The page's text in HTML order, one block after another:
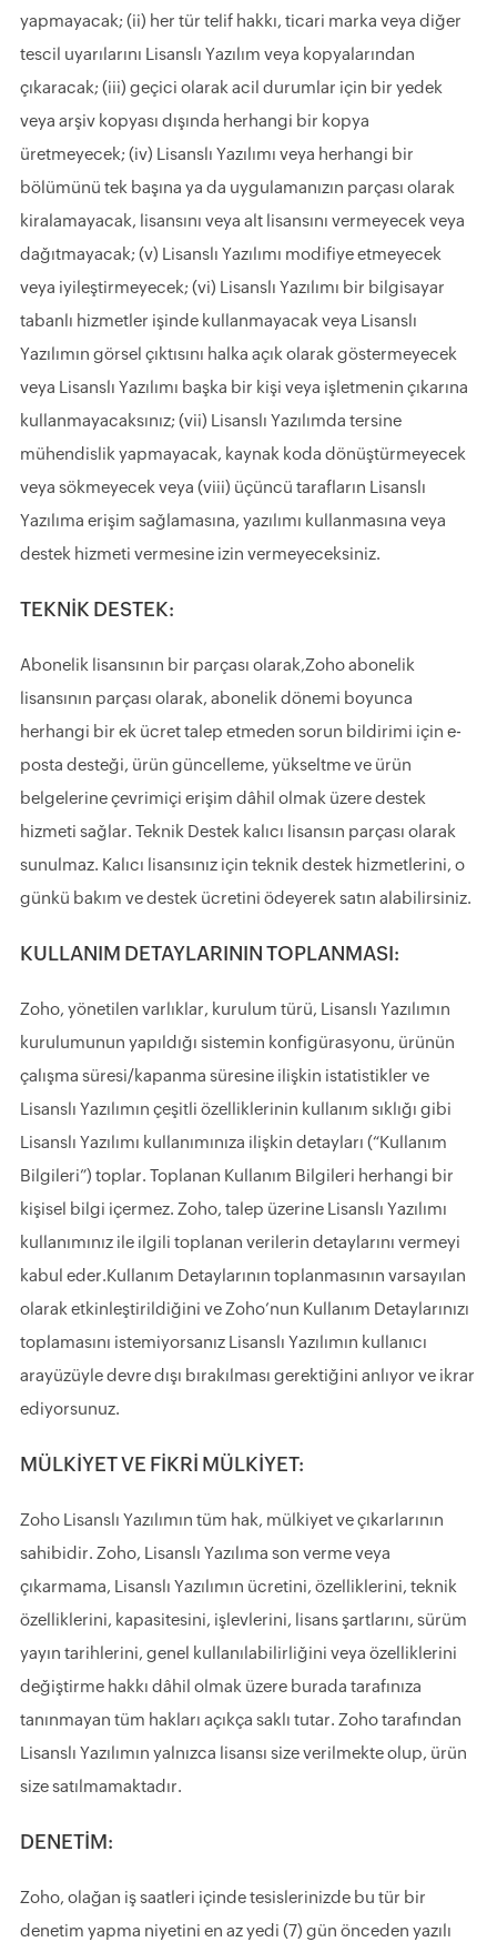
yapmayacak; (ii) her tür telif hakkı, ticari marka veya diğer
tescil uyarılarını Lisanslı Yazılım veya kopyalarından
çıkaracak; (iii) geçici olarak acil durumlar için bir yedek
veya arşiv kopyası dışında herhangi bir kopya
üretmeyecek; (iv) Lisanslı Yazılımı veya herhangi bir
bölümünü tek başına ya da uygulamanızın parçası olarak
kiralamayacak, lisansını veya alt lisansını vermeyecek veya
dağıtmayacak; (v) Lisanslı Yazılımı modifiye etmeyecek
veya iyileştirmeyecek; (vi) Lisanslı Yazılımı bir bilgisayar
tabanlı hizmetler işinde kullanmayacak veya Lisanslı
Yazılımın görsel çıktısını halka açık olarak göstermeyecek
veya Lisanslı Yazılımı başka bir kişi veya işletmenin çıkarına
kullanmayacaksınız; (vii) Lisanslı Yazılımda tersine
mühendislik yapmayacak, kaynak koda dönüştürmeyecek
veya sökmeyecek veya (viii) üçüncü tarafların Lisanslı
Yazılıma erişim sağlamasına, yazılımı kullanmasına veya
destek hizmeti vermesine izin vermeyeceksiniz.
TEKNİK DESTEK:
Abonelik lisansının bir parçası olarak,Zoho abonelik
lisansının parçası olarak, abonelik dönemi boyunca
herhangi bir ek ücret talep etmeden sorun bildirimi için e-
posta desteği, ürün güncelleme, yükseltme ve ürün
belgelerine çevrimiçi erişim dâhil olmak üzere destek
hizmeti sağlar. Teknik Destek kalıcı lisansın parçası olarak
sunulmaz. Kalıcı lisansınız için teknik destek hizmetlerini, o
günkü bakım ve destek ücretini ödeyerek satın alabilirsiniz.
KULLANIM DETAYLARININ TOPLANMASI:
Zoho, yönetilen varlıklar, kurulum türü, Lisanslı Yazılımın
kurulumunun yapıldığı sistemin konfigürasyonu, ürünün
çalışma süresi/kapanma süresine ilişkin istatistikler ve
Lisanslı Yazılımın çeşitli özelliklerinin kullanım sıklığı gibi
Lisanslı Yazılımı kullanımınıza ilişkin detayları (“Kullanım
Bilgileri”) toplar. Toplanan Kullanım Bilgileri herhangi bir
kişisel bilgi içermez. Zoho, talep üzerine Lisanslı Yazılımı
kullanımınız ile ilgili toplanan verilerin detaylarını vermeyi
kabul eder.Kullanım Detaylarının toplanmasının varsayılan
olarak etkinleştirildiğini ve Zoho’nun Kullanım Detaylarınızı
toplamasını istemiyorsanız Lisanslı Yazılımın kullanıcı
arayüzüyle devre dışı bırakılması gerektiğini anlıyor ve ikrar
ediyorsunuz.
MÜLKİYET VE FİKRİ MÜLKİYET:
Zoho Lisanslı Yazılımın tüm hak, mülkiyet ve çıkarlarının
sahibidir. Zoho, Lisanslı Yazılıma son verme veya
çıkarmama, Lisanslı Yazılımın ücretini, özelliklerini, teknik
özelliklerini, kapasitesini, işlevlerini, lisans şartlarını, sürüm
yayın tarihlerini, genel kullanılabilirliğini veya özelliklerini
değiştirme hakkı dâhil olmak üzere burada tarafınıza
tanınmayan tüm hakları açıkça saklı tutar. Zoho tarafından
Lisanslı Yazılımın yalnızca lisansı size verilmekte olup, ürün
size satılmamaktadır.
DENETİM:
Zoho, olağan iş saatleri içinde tesislerinizde bu tür bir
denetim yapma niyetini en az yedi (7) gün önceden yazılı